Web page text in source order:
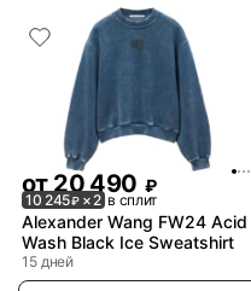
от20 490 ₽
10 245₽ × 2 в сплит
Alexander Wang FW24 Acid
Wash Black Ice Sweatshirt
15 дней